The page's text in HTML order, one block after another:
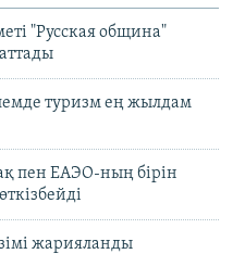
"Русская община"
туризм ең жылдам
пен ЕАЭО-ның бірін
жарияланды